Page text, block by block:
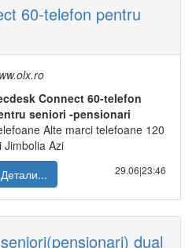
60-telefon pentru
Connect 60-telefon
seniori -pensionari
Alte marci telefoane 120
Jimbolia Azi
Детали...
29.06|23:46
dual